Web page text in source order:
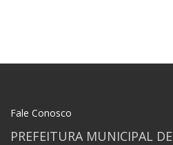
Fale Conosco
PREFEITURA MUNICIPAL DE